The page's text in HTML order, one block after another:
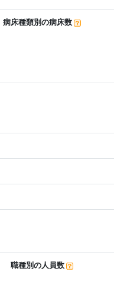
病床種類別の病床数
職種別の人員数